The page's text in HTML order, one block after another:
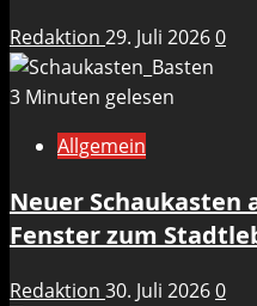
Redaktion 29. Juli 20260
3 Minuten gelesen
Allgemein
Neuer Schaukasten
Fenster zum
Redaktion 30. Juli 20260